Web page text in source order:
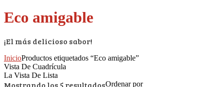
Eco amigable
¡El más delicioso sabor!
InicioProductos etiquetados “Eco amigable”
Vista De Cuadrícula
La Vista De Lista
Ordenar por